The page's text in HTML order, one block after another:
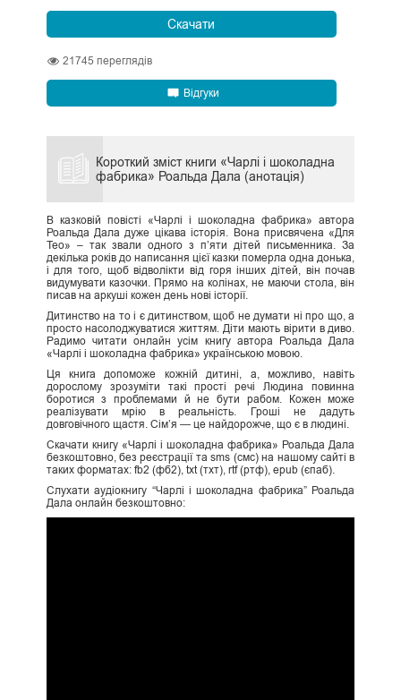
Скачати
21745 переглядів
Відгуки
Короткий зміст книги «Чарлі і шоколадна
фабрика» Роальда Дала (анотація)
В казковій повісті «Чарлі і шоколадна фабрика» автора
Роальда Дала дуже цікава історія. Вона присвячена «Для
Тео» – так звали одного з п’яти дітей письменника. За
декілька років до написання цієї казки померла одна донька,
і для того, щоб відволікти від горя інших дітей, він почав
видумувати казочки. Прямо на колінах, не маючи стола, він
писав на аркуші кожен день нові історії.
Дитинство на то і є дитинством, щоб не думати ні про що, а
просто насолоджуватися життям. Діти мають вірити в диво.
Радимо читати онлайн усім книгу автора Роальда Дала
«Чарлі і шоколадна фабрика» українською мовою.
Ця книга допоможе кожній дитині, а, можливо, навіть
дорослому зрозуміти такі прості речі Людина повинна
боротися з проблемами й не бути рабом. Кожен може
реалізувати мрію в реальність. Гроші не дадуть
довговічного щастя. Сім’я — це найдорожче, що є в людині.
Скачати книгу «Чарлі і шоколадна фабрика» Роальда Дала
безкоштовно, без реєстрації та sms (смс) на нашому сайті в
таких форматах: fb2 (фб2), txt (тхт), rtf (ртф), epub (єпаб).
Слухати аудіокнигу “Чарлі і шоколадна фабрика” Роальда
Дала онлайн безкоштовно: